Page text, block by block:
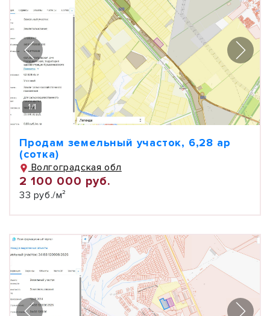
1/1
Продам земельный участок, 6,28 ар
(сотка)
Волгоградская обл
2 100 000 руб.
33 руб./м²